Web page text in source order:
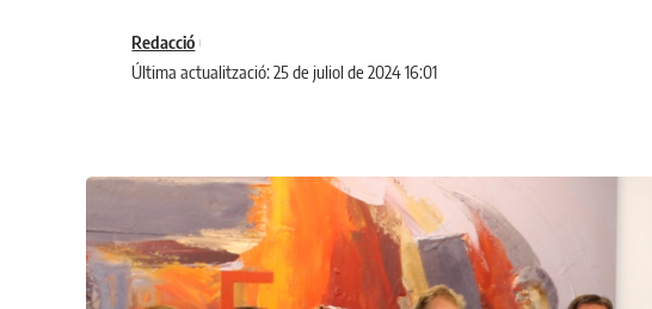
Última actualització: 25 de juliol de 2024 16:01
Redacció